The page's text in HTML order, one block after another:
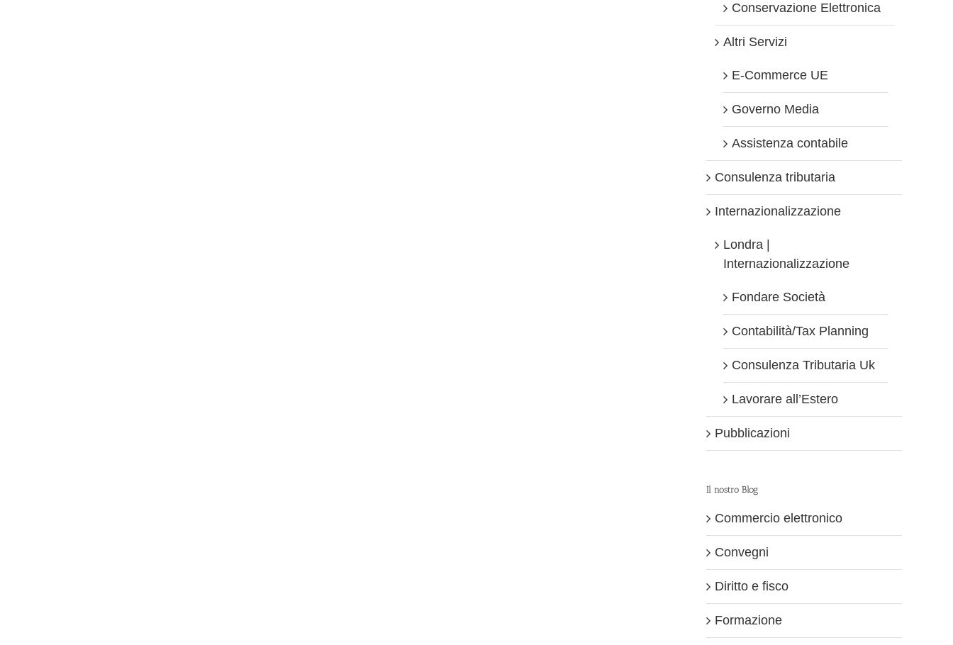
Conservazione Elettronica
Altri Servizi
E-Commerce UE
Governo Media
Assistenza contabile
Consulenza tributaria
Internazionalizzazione
Londra |
Internazionalizzazione
Fondare Società
Contabilità/Tax Planning
Consulenza Tributaria Uk
Lavorare all’Estero
Pubblicazioni
Il nostro Blog
Commercio elettronico
Convegni
Diritto e fisco
Formazione